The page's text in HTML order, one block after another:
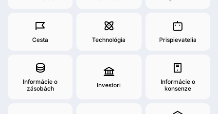
Cesta Technológia Prispievatelia
Informácie o
zásobách
Investori
Informácie o
konsenze